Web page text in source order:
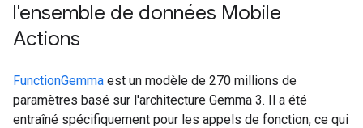
l'ensemble de données Mobile
Actions
FunctionGemma est un modèle de 270 millions de
paramètres basé sur l'architecture Gemma 3. Il a été
entraîné spécifiquement pour les appels de fonction, ce qui